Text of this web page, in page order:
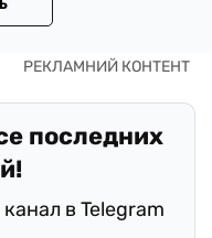
последних
в Telegram